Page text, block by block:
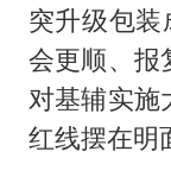
突升级包装
会更顺、报
对基辅实施
红线摆在明